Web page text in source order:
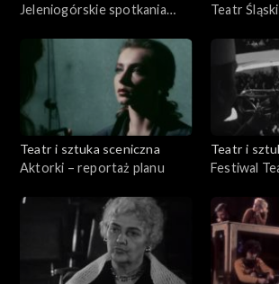
Jeleniogórskie spotkania
Teatr Śląski
Teatr i sztuka sceniczna
Aktorki – reportaż planu
Teatr i
Festiwal